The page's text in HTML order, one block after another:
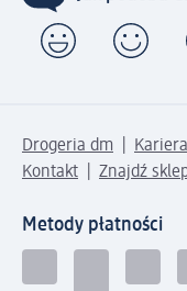
Drogeria dm Kariera
Kontakt
Znajdź
Metody płatności